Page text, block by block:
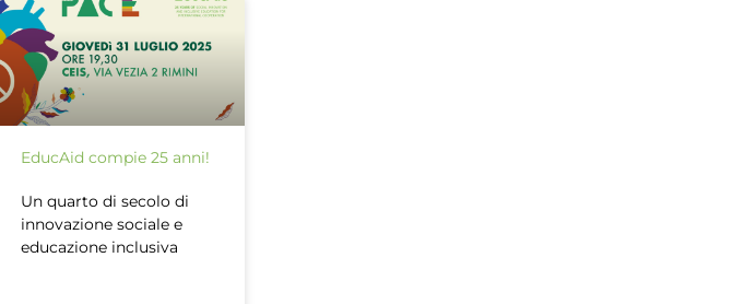
EducAid compie 25 anni!
Un quarto di secolo di
innovazione sociale e
educazione inclusiva